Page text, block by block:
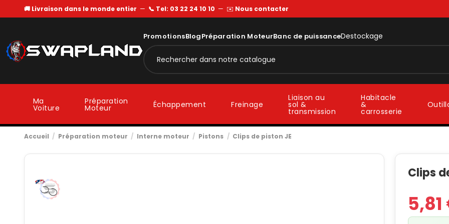
🚚 Livraison dans le monde entier — 📞 Tel: 03 22 24 10 10 — ✉️ Nous contacter
PromotionsBlogPréparation MoteurBanc de puissanceDestockage
Ma
Voiture
Préparation
Moteur Échappement Freinage
Liaison au
sol &
transmission
Habitacle
&
carrosserie
Accueil Préparation moteur Interne moteur Pistons Clips de piston JE
Clips